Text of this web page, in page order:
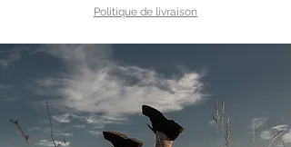
Politique de livraison